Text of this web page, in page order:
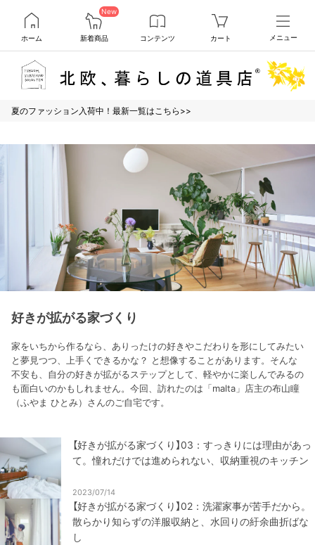
ホーム
New
新着商品 コンテンツ カート メニュー
夏のファッション入荷中！最新一覧はこちら>>
好きが拡がる家づくり
家をいちから作るなら、ありったけの好きやこだわりを形にしてみたい
と夢見つつ、上手くできるかな？ と想像することがあります。そんな
不安も、自分の好きが拡がるステップとして、軽やかに楽しんでみるの
も面白いのかもしれません。今回、訪れたのは「malta」店主の布山瞳
（ふやま ひとみ）さんのご自宅です。
【好きが拡がる家づくり】03：すっきりには理由があっ
て。憧れだけでは進められない、収納重視のキッチン
2023/07/14
【好きが拡がる家づくり】02：洗濯家事が苦手だから。
散らかり知らずの洋服収納と、水回りの紆余曲折ばな
し